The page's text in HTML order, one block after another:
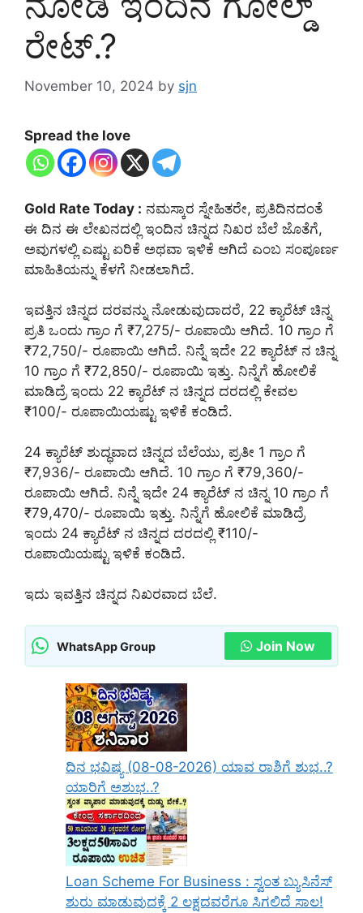
ರೇಟ್.?
November 10, 2024 by sjn
Spread the love
Gold Rate Today : ನಮಸ್ಕಾರ ಸ್ನೇಹಿತರೇ, ಪ್ರತಿದಿನದಂತೆ
ಈ ದಿನ ಈ ಲೇಖನದಲ್ಲಿ ಇಂದಿನ ಚಿನ್ನದ ನಿಖರ ಬೆಲೆ ಜೊತೆಗೆ,
ಅವುಗಳಲ್ಲಿ ಎಷ್ಟು ಏರಿಕೆ ಅಥವಾ ಇಳಿಕೆ ಆಗಿದೆ ಎಂಬ ಸಂಪೂರ್ಣ
ಮಾಹಿತಿಯನ್ನು ಕೆಳಗೆ ನೀಡಲಾಗಿದೆ.
ಇವತ್ತಿನ ಚಿನ್ನದ ದರವನ್ನು ನೋಡುವುದಾದರೆ, 22 ಕ್ಯಾರೆಟ್ ಚಿನ್ನ
ಪ್ರತಿ ಒಂದು ಗ್ರಾಂ ಗೆ ₹7,275/- ರೂಪಾಯಿ ಆಗಿದೆ. 10 ಗ್ರಾಂ ಗೆ
₹72,750/- ರೂಪಾಯಿ ಆಗಿದೆ. ನಿನ್ನೆ ಇದೇ 22 ಕ್ಯಾರೆಟ್ ನ ಚಿನ್ನ
10 ಗ್ರಾಂ ಗೆ ₹72,850/- ರೂಪಾಯಿ ಇತ್ತು. ನಿನ್ನೆಗೆ ಹೋಲಿಕೆ
ಮಾಡಿದ್ರೆ ಇಂದು 22 ಕ್ಯಾರೆಟ್ ನ ಚಿನ್ನದ ದರದಲ್ಲಿ ಕೇವಲ
₹100/- ರೂಪಾಯಿಯಷ್ಟು ಇಳಿಕೆ ಕಂಡಿದೆ.
24 ಕ್ಯಾರೆಟ್ ಶುದ್ಧವಾದ ಚಿನ್ನದ ಬೆಲೆಯು, ಪ್ರತೀ 1 ಗ್ರಾಂ ಗೆ
₹7,936/- ರೂಪಾಯಿ ಆಗಿದೆ. 10 ಗ್ರಾಂ ಗೆ ₹79,360/-
ರೂಪಾಯಿ ಆಗಿದೆ. ನಿನ್ನೆ ಇದೇ 24 ಕ್ಯಾರೆಟ್ ನ ಚಿನ್ನ 10 ಗ್ರಾಂ ಗೆ
₹79,470/- ರೂಪಾಯಿ ಇತ್ತು. ನಿನ್ನೆಗೆ ಹೋಲಿಕೆ ಮಾಡಿದ್ರೆ
ಇಂದು 24 ಕ್ಯಾರೆಟ್ ನ ಚಿನ್ನದ ದರದಲ್ಲಿ ₹110/-
ರೂಪಾಯಿಯಷ್ಟು ಇಳಿಕೆ ಕಂಡಿದೆ.
ಇದು ಇವತ್ತಿನ ಚಿನ್ನದ ನಿಖರವಾದ ಬೆಲೆ.
WhatsApp Group Join Now
ದಿನ ಭವಿಷ್ಯ (08-08-2026) ಯಾವ ರಾಶಿಗೆ ಶುಭ..?
ಯಾರಿಗೆ ಅಶುಭ..?
Loan Scheme For Business : ಸ್ವಂತ ಬ್ಯುಸಿನೆಸ್
ಶುರು ಮಾಡುವುದಕ್ಕೆ 2 ಲಕ್ಷದವರೆಗೂ ಸಿಗಲಿದೆ ಸಾಲ!